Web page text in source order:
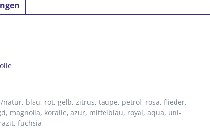
natur, blau, rot, gelb, zitrus, taupe, petrol, rosa, flieder,
, magnolia, koralle, azur, mittelblau, royal, aqua, uni-
, fuchsia